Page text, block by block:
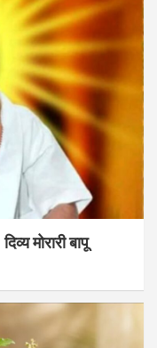
मोरारी बापू